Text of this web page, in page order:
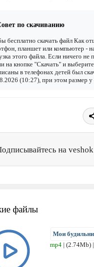
по скачиванию
бесплатно скачать файл Как
планшет или компьютер -
этого файла. Если ничего
на кнопке "Скачать" и
в телефонах детей был
(10:27), при этом размер
на
файлы
Мои
mp4 | (2.74Mb)